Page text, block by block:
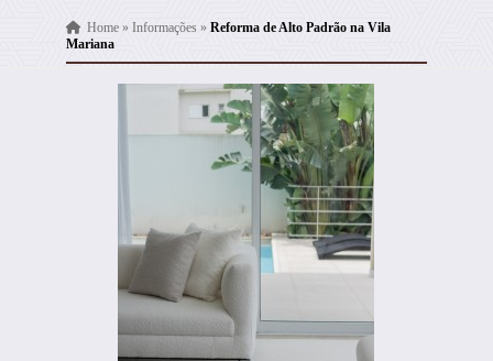
Home» Informações » Reforma de Alto Padrão na Vila
Mariana